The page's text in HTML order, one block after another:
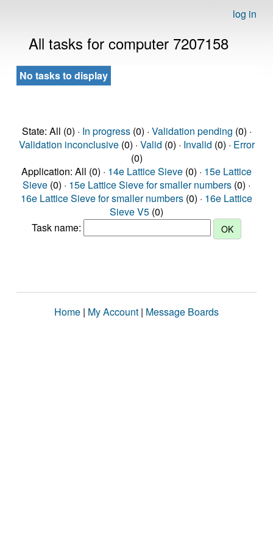
log in
All tasks for computer 7207158
No tasks to display
State: All (0) · In progress(0) · Validation pending (0) ·
Validation inconclusive(0) · Valid (0) · Invalid (0) · Error
(0)
Application: All (0) · 14e Lattice Sieve (0) · 15e Lattice
Sieve (0) · 15e Lattice Sieve for smaller numbers (0) ·
16e Lattice Sieve for smaller numbers (0) · 16e Lattice
Sieve V5 (0)
Task name:
Home | My Account | Message Boards